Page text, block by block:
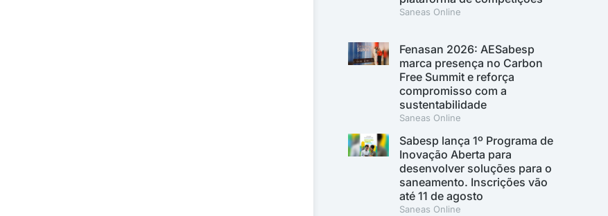
Saneas Online
Fenasan 2026: AESabesp
marca presença no Carbon
Free Summit e reforça
compromisso com a
sustentabilidade
Saneas Online
Sabesp lança 1º Programa de
Inovação Aberta para
desenvolver soluções para o
saneamento. Inscrições vão
até 11 de agosto
Saneas Online